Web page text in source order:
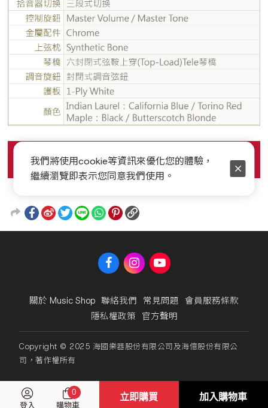
關於 Music Shop 聯絡我們 常見問題 會員服務條款
隱私權政策 官方聲明
Copyright © 2025 海國樂器股份有限公司及海億股份有限公
司，著作權所有
登入 購物車
0 立即購買 加入購物車
我們將使用cookie等資訊來優化您的體驗，
繼續瀏覽即表示您同意我們使用。